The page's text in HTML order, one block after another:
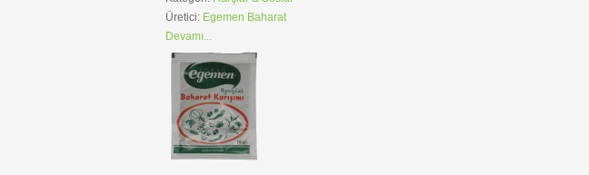
Üretici: Egemen Baharat
Devamı...